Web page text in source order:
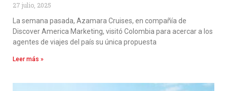
27 julio, 2025
La semana pasada, Azamara Cruises, en compañía de
Discover America Marketing, visitó Colombia para acercar a los
agentes de viajes del país su única propuesta
Leer más »